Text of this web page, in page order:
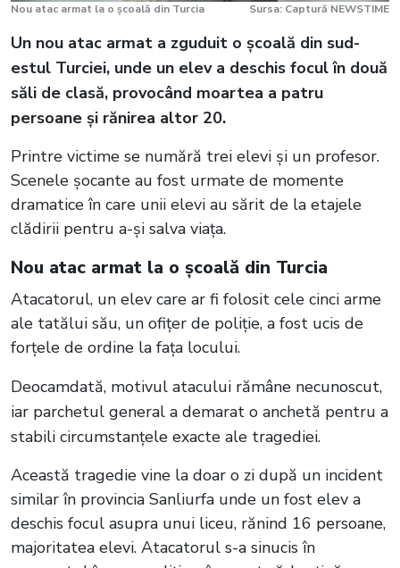
Nou atac armat la o școală din Turcia Sursa: Captură NEWSTIME
Un nou atac armat a zguduit o școală din sud-
estul Turciei, unde un elev a deschis focul în două
săli de clasă, provocând moartea a patru
persoane și rănirea altor 20.
Printre victime se numără trei elevi și un profesor.
Scenele șocante au fost urmate de momente
dramatice în care unii elevi au sărit de la etajele
clădirii pentru a-și salva viața.
Nou atac armat la o școală din Turcia
Atacatorul, un elev care ar fi folosit cele cinci arme
ale tatălui său, un ofițer de poliție, a fost ucis de
forțele de ordine la fața locului.
Deocamdată, motivul atacului rămâne necunoscut,
iar parchetul general a demarat o anchetă pentru a
stabili circumstanțele exacte ale tragediei.
Această tragedie vine la doar o zi după un incident
similar în provincia Sanliurfa unde un fost elev a
deschis focul asupra unui liceu, rănind 16 persoane,
majoritatea elevi. Atacatorul s-a sinucis în